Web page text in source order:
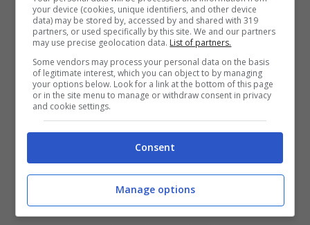
lunario unendosi al marchio sportivoPuma
Ma la chiamata definitiva dell’Inter gli ha
totalmente cambiato la vita.
Si tratta di una figura molto esperta dal punto
di vista finanziario, e che per via del suo
background professionale può ricoprire in
maniera eccellente il ruolo di “advisor” per la
società. Nel 2015, con lo sbarco della
your device (cookies, unique identifiers, and other device
data) may be stored by, accessed by and shared with 319
partners, or used specifically by this site. We and our partners
may use precise geolocation data. List of partners.
Some vendors may process your personal data on the basis
of legitimate interest, which you can object to by managing
your options below. Look for a link at the bottom of this page
or in the site menu to manage or withdraw consent in privacy
and cookie settings.
Consent
Manage options